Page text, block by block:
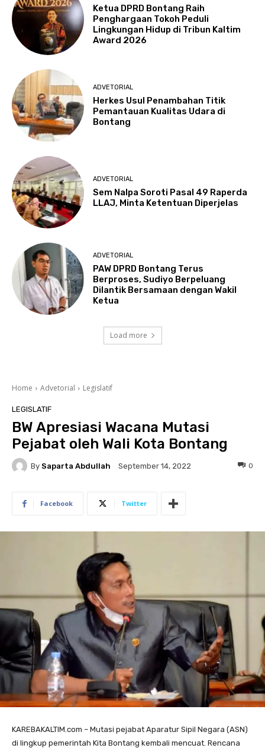
Ketua DPRD Bontang Raih
Penghargaan Tokoh Peduli
Lingkungan Hidup di Tribun Kaltim
Award 2026
ADVETORIAL
Herkes Usul Penambahan Titik
Pemantauan Kualitas Udara di
Bontang
ADVETORIAL
Sem Nalpa Soroti Pasal 49 Raperda
LLAJ, Minta Ketentuan Diperjelas
ADVETORIAL
PAW DPRD Bontang Terus
Berproses, Sudiyo Berpeluang
Dilantik Bersamaan dengan Wakil
Ketua
Load more